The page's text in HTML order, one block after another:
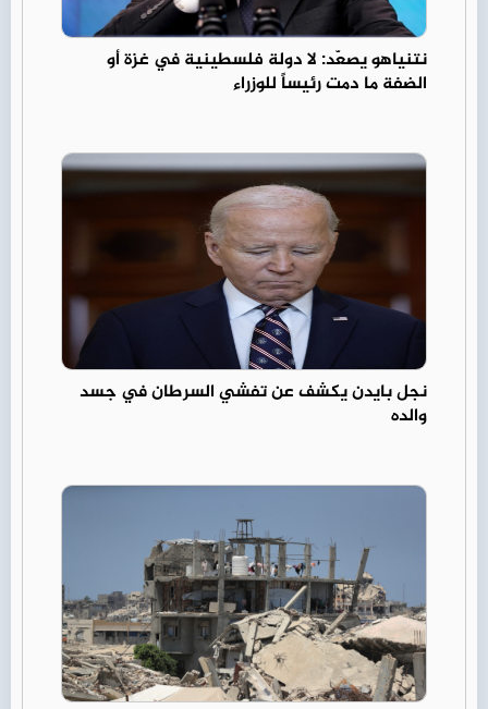
نتنياهو يصعّد: لا دولة فلسطينية في غزة أو
الضفة ما دمت رئيساً للوزراء
نجل بايدن يكشف عن تفشي السرطان في جسد
والده